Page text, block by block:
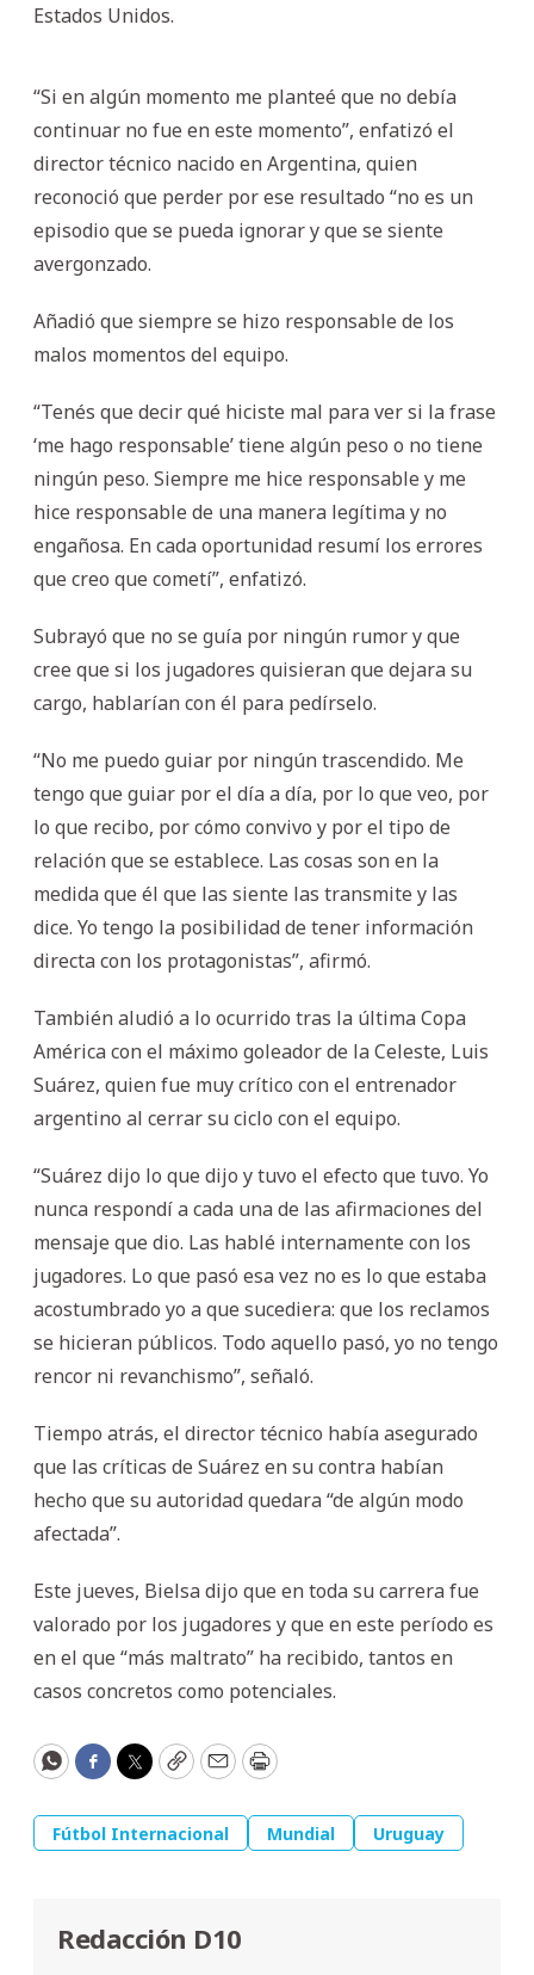
Estados Unidos.
“Si en algún momento me planteé que no debía
continuar no fue en este momento”, enfatizó el
director técnico nacido en Argentina, quien
reconoció que perder por ese resultado “no es un
episodio que se pueda ignorar y que se siente
avergonzado.
Añadió que siempre se hizo responsable de los
malos momentos del equipo.
“Tenés que decir qué hiciste mal para ver si la frase
‘me hago responsable’ tiene algún peso o no tiene
ningún peso. Siempre me hice responsable y me
hice responsable de una manera legítima y no
engañosa. En cada oportunidad resumí los errores
que creo que cometí”, enfatizó.
Subrayó que no se guía por ningún rumor y que
cree que si los jugadores quisieran que dejara su
cargo, hablarían con él para pedírselo.
“No me puedo guiar por ningún trascendido. Me
tengo que guiar por el día a día, por lo que veo, por
lo que recibo, por cómo convivo y por el tipo de
relación que se establece. Las cosas son en la
medida que él que las siente las transmite y las
dice. Yo tengo la posibilidad de tener información
directa con los protagonistas”, afirmó.
También aludió a lo ocurrido tras la última Copa
América con el máximo goleador de la Celeste, Luis
Suárez, quien fue muy crítico con el entrenador
argentino al cerrar su ciclo con el equipo.
“Suárez dijo lo que dijo y tuvo el efecto que tuvo. Yo
nunca respondí a cada una de las afirmaciones del
mensaje que dio. Las hablé internamente con los
jugadores. Lo que pasó esa vez no es lo que estaba
acostumbrado yo a que sucediera: que los reclamos
se hicieran públicos. Todo aquello pasó, yo no tengo
rencor ni revanchismo”, señaló.
Tiempo atrás, el director técnico había asegurado
que las críticas de Suárez en su contra habían
hecho que su autoridad quedara “de algún modo
afectada”.
Este jueves, Bielsa dijo que en toda su carrera fue
valorado por los jugadores y que en este período es
en el que “más maltrato” ha recibido, tantos en
casos concretos como potenciales.
WhatsApp
Facebook
Twitter
CopyEmailPrint
Fútbol Internacional Mundial Uruguay
Redacción D10